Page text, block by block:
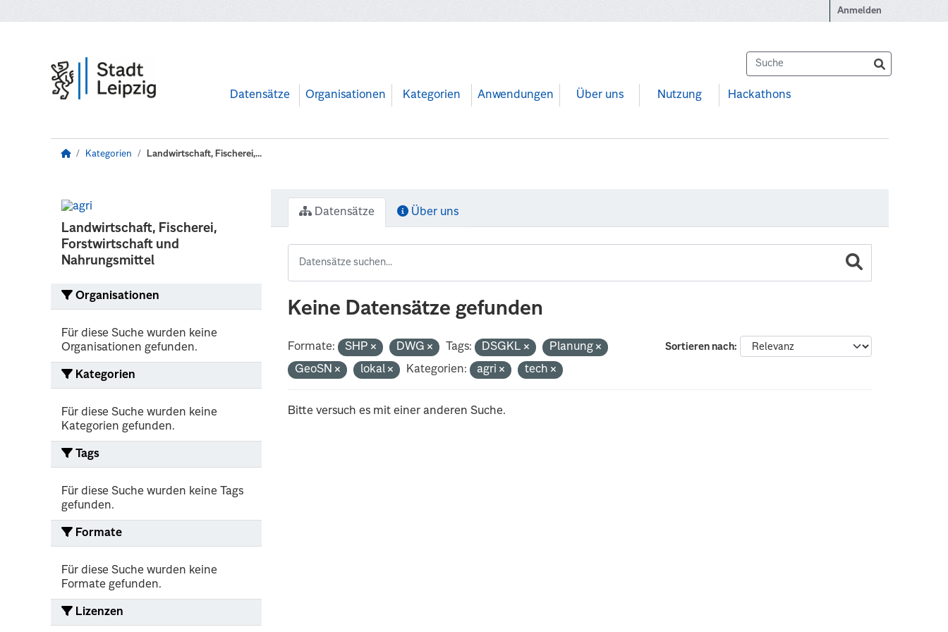
Anmelden
Datensätze Organisationen Kategorien Anwendungen Über uns Nutzung Hackathons
Kategorien Landwirtschaft, Fischerei,...
Landwirtschaft, Fischerei,
Forstwirtschaft und
Nahrungsmittel
Organisationen
Für diese Suche wurden keine
Organisationen gefunden.
Kategorien
Für diese Suche wurden keine
Kategorien gefunden.
Tags
Für diese Suche wurden keine Tags
gefunden.
Formate
Für diese Suche wurden keine
Formate gefunden.
Lizenzen
Datensätze Über uns
Keine Datensätze gefunden
Sortieren nach
Formate: SHP DWG Tags: DSGKL
Planung
GeoSN
lokal Kategorien: agri tech
Bitte versuch es mit einer anderen Suche.